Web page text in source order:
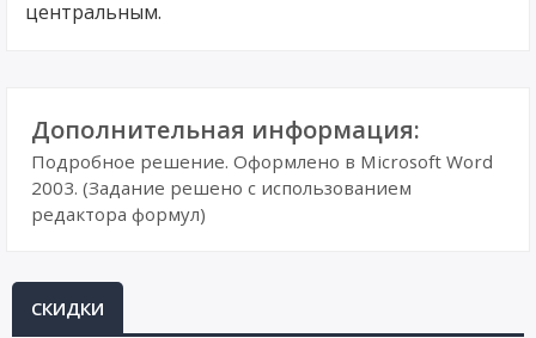
центральным.
Дополнительная информация:
Подробное решение. Оформлено в Microsoft Word
2003. (Задание решено с использованием
редактора формул)
СКИДКИ